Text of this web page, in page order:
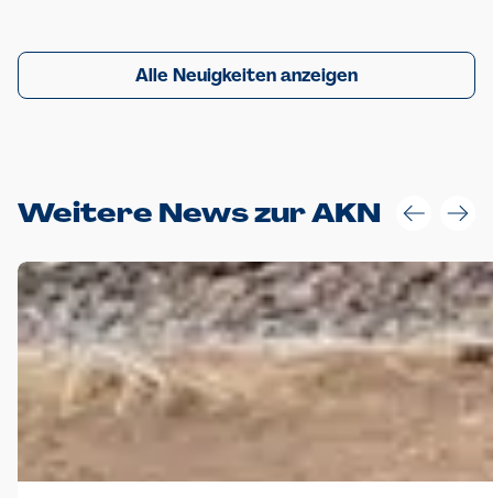
Alle Neuigkeiten anzeigen
Weitere News zur AKN